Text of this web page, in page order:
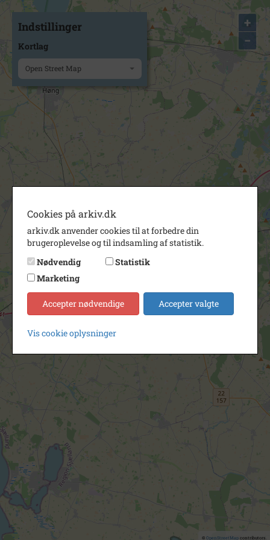
+
−
© OpenStreetMapcontributors.
Indstillinger
Kortlag
Open Street Map
Cookies på arkiv.dk
arkiv.dk anvender cookies til at forbedre din
brugeroplevelse og til indsamling af statistik.
Nødvendig
Statistik
Marketing
Accepter nødvendige Accepter valgte
Vis cookie oplysninger